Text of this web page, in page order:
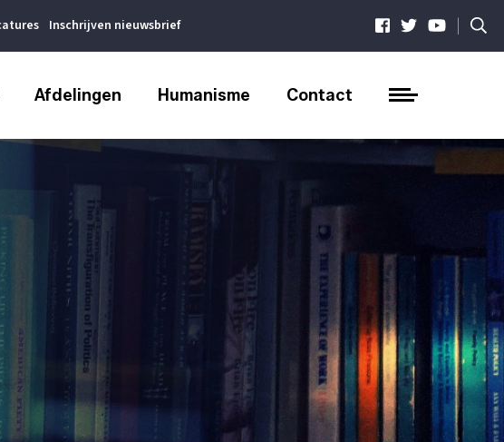
Inschrijven nieuwsbrief |
Afdelingen Humanisme Contact